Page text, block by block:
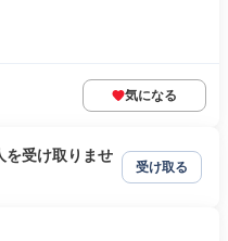
気になる
を受け取りませ
受け取る